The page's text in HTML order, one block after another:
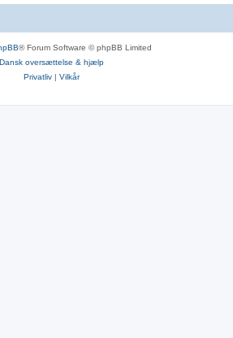
® Forum Software © phpBB Limited
Dansk oversættelse & hjælp
Privatliv| Vilkår